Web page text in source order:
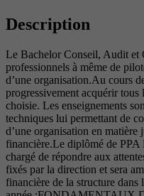
Description
Le Bachelor Conseil, Audit et
professionnels à même de
d’une organisation.Au cours
progressivement acquérir
choisie. Les enseignements
techniques lui permettant de
d’une organisation en
financière.Le diplômé de PPA
chargé de répondre aux
fixés par la direction et sera
financière de la structure